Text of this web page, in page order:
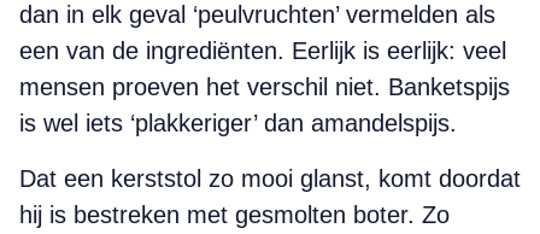
dan in elk geval ‘peulvruchten’ vermelden als
een van de ingrediënten. Eerlijk is eerlijk: veel
mensen proeven het verschil niet. Banketspijs
is wel iets ‘plakkeriger’ dan amandelspijs.
Dat een kerststol zo mooi glanst, komt doordat
hij is bestreken met gesmolten boter. Zo